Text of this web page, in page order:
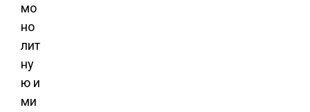
мо
но
лит
ну
ю и
ми